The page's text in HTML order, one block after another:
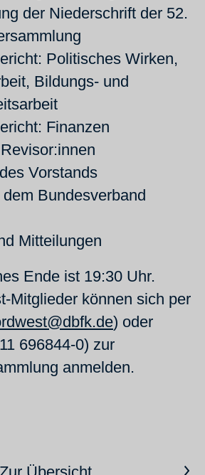
der Niederschrift der 52.
Politisches Wirken,
Bildungs- und
Finanzen
Vorstands
Bundesverband
Mitteilungen
Ende ist 19:30 Uhr.
Mitglieder können sich per
rdw st dbfk d ) oder
696844-0) zur
anmelden.
Nächster Artikel